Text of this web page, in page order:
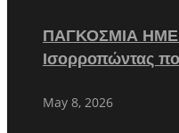
ΠΑΓΚΟΣΜΙΑ
Ισορροπώντας
May 8, 2026